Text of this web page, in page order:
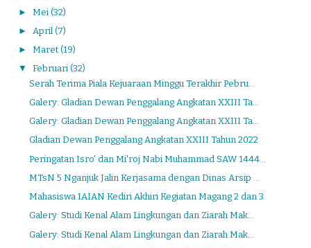
► Mei (32)
► April (7)
► Maret (19)
▼ Februari (32)
Serah Terima Piala Kejuaraan Minggu Terakhir Pebru...
Galery: Gladian Dewan Penggalang Angkatan XXIII Ta...
Galery: Gladian Dewan Penggalang Angkatan XXIII Ta...
Gladian Dewan Penggalang Angkatan XXIII Tahun 2022
Peringatan Isro' dan Mi'roj Nabi Muhammad SAW 1444...
MTsN 5 Nganjuk Jalin Kerjasama dengan Dinas Arsip ...
Mahasiswa IAIAN Kediri Akhiri Kegiatan Magang 2 dan 3
Galery: Studi Kenal Alam Lingkungan dan Ziarah Mak...
Galery: Studi Kenal Alam Lingkungan dan Ziarah Mak...